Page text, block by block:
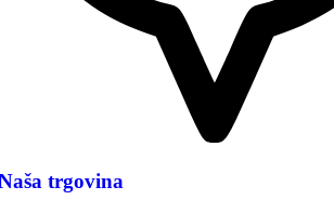
trgovina